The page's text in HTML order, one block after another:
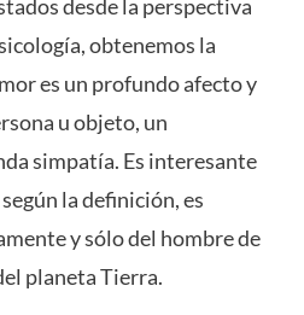
desde la perspectiva
obtenemos la
es un profundo afecto y
u objeto, un
simpatía. Es interesante
la definición, es
y sólo del hombre de
planeta Tierra.